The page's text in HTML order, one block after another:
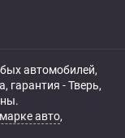
автомобилей,
гарантия - Тверь,
авто,